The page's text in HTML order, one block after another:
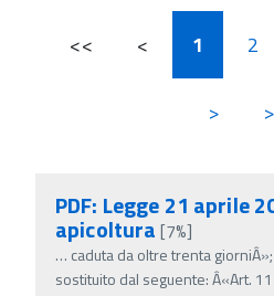
<< < 1 2
>
PDF: Legge 21 aprile
apicoltura [7%]
… caduta da oltre trenta
sostituito dal seguente: Â«Art.